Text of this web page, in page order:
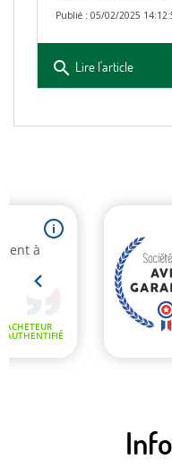
Publié : 05/02/2025
search Lire l'article